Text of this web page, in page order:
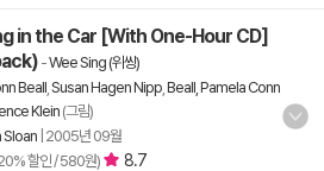
in the Car [With One-Hour CD]
-Wee Sing (위씽)
Beall Susan Hagen Nipp Beall, Pamela Conn
Klein (그림)
Sloan 2005년 09월
할인 / 580원) 8.7